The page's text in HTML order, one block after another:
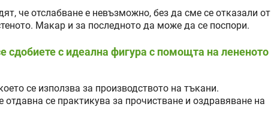
че отслабване е невъзможно, без да сме се отказали от
Макар и за последното да може да се поспори.
сдобиете с идеална фигура с помощта на лененото
се използва за производството на тъкани.
се практикува за прочистване и оздравяване на